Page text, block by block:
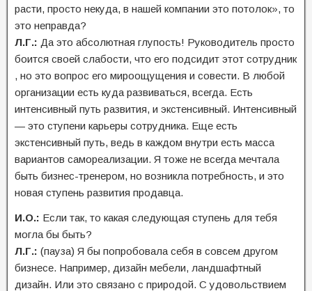
расти, просто некуда, в нашей компании это потолок», то
это неправда?
Л.Г.: Да это абсолютная глупость! Руководитель просто
боится своей слабости, что его подсидит этот сотрудник
, но это вопрос его мироощущения и совести. В любой
организации есть куда развиваться, всегда. Есть
интенсивный путь развития, и экстенсивный. Интенсивный
— это ступени карьеры сотрудника. Еще есть
экстенсивный путь, ведь в каждом внутри есть масса
вариантов самореализации. Я тоже не всегда мечтала
быть бизнес-тренером, но возникла потребность, и это
новая ступень развития продавца.
И.О.: Если так, то какая следующая ступень для тебя
могла бы быть?
Л.Г.: (пауза) Я бы попробовала себя в совсем другом
бизнесе. Например, дизайн мебели, ландшафтный
дизайн. Или это связано с природой. С удовольствием